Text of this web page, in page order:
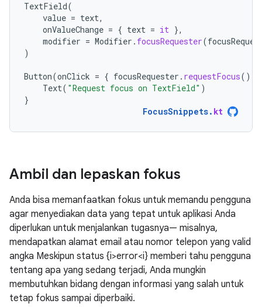
TextField(
value = text,
onValueChange = { text = it },
modifier = Modifier . focusRequester(
)
Button(onClick = { focusRequester . requestFocus()
Text( "Request focus on TextField" )
}
FocusSnippets. kt
Ambil dan lepaskan fokus
Anda bisa memanfaatkan fokus untuk memandu pengguna
agar menyediakan data yang tepat untuk aplikasi Anda
diperlukan untuk menjalankan tugasnya— misalnya,
mendapatkan alamat email atau nomor telepon yang valid
angka Meskipun status {i>error<i} memberi tahu pengguna
tentang apa yang sedang terjadi, Anda mungkin
membutuhkan bidang dengan informasi yang salah untuk
tetap fokus sampai diperbaiki.